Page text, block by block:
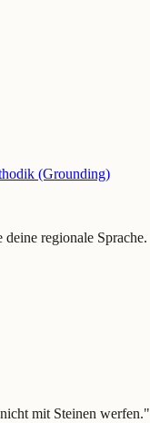
(Grounding)
deine regionale Sprache.
mit Steinen werfen."